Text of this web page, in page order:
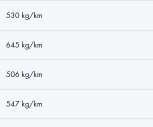
530 kg/km
645 kg/km
506 kg/km
547 kg/km